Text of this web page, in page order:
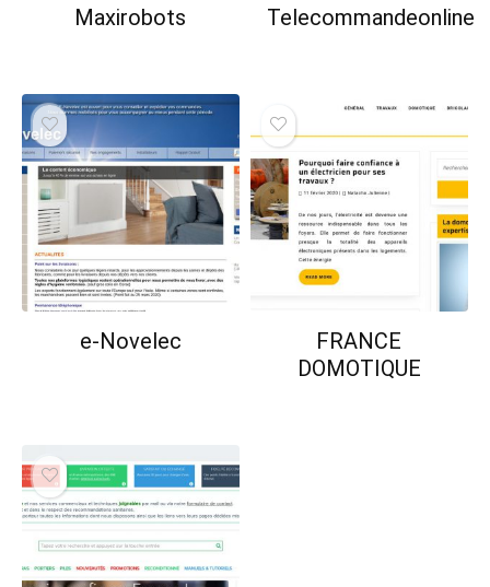
Maxirobots Telecommandeonline
e-Novelec
FRANCE
DOMOTIQUE